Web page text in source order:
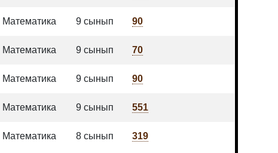
Математика 9 сынып 90
Математика 9 сынып 70
Математика 9 сынып 90
Математика 9 сынып 551
Математика 8 сынып 319